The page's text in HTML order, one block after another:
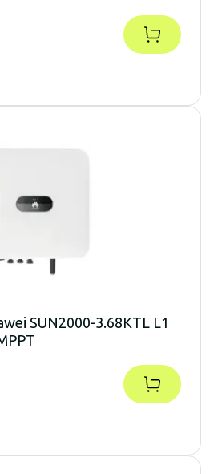
SUN2000-3.68KTL L1